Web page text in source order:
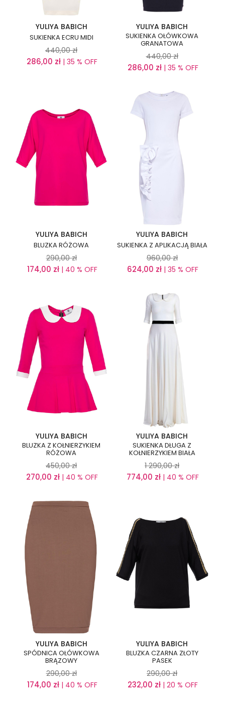
YULIYA BABICH
SUKIENKA ECRU MIDI
440,00 zł
286,00 zł | 35 % OFF
YULIYA BABICH
SUKIENKA OŁÓWKOWA
GRANATOWA
440,00 zł
286,00 zł| 35 % OFF
YULIYA BABICH
BLUZKA RÓŻOWA
290,00 zł
174,00 zł| 40 % OFF
YULIYA BABICH
SUKIENKA Z APLIKACJĄ BIAŁA
960,00 zł
624,00 zł | 35 % OFF
YULIYA BABICH
BLUZKA Z KOŁNIERZYKIEM
RÓŻOWA
450,00 zł
270,00 zł | 40 % OFF
YULIYA BABICH
SUKIENKA DŁUGA Z
KOŁNIERZYKIEM BIAŁA
1 290,00 zł
774,00 zł | 40 % OFF
YULIYA BABICH
SPÓDNICA OŁÓWKOWA
BRĄZOWY
290,00 zł
174,00 zł| 40 % OFF
YULIYA BABICH
BLUZKA CZARNA ZŁOTY
PASEK
290,00 zł
232,00 zł | 20 % OFF